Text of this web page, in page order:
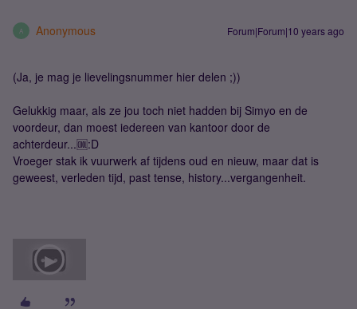
A Anonymous Forum|Forum|10 years ago
(Ja, je mag je lievelingsnummer hier delen ;))
Gelukkig maar, als ze jou toch niet hadden bij Simyo en de
voordeur, dan moest iedereen van kantoor door de
achterdeur...🆒:D
Vroeger stak ik vuurwerk af tijdens oud en nieuw, maar dat is
geweest, verleden tijd, past tense, history...vergangenheit.